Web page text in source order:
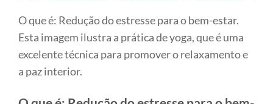
O que é: Redução do estresse para o bem-estar.
Esta imagem ilustra a prática de yoga, que é uma
excelente técnica para promover o relaxamento e
a paz interior.